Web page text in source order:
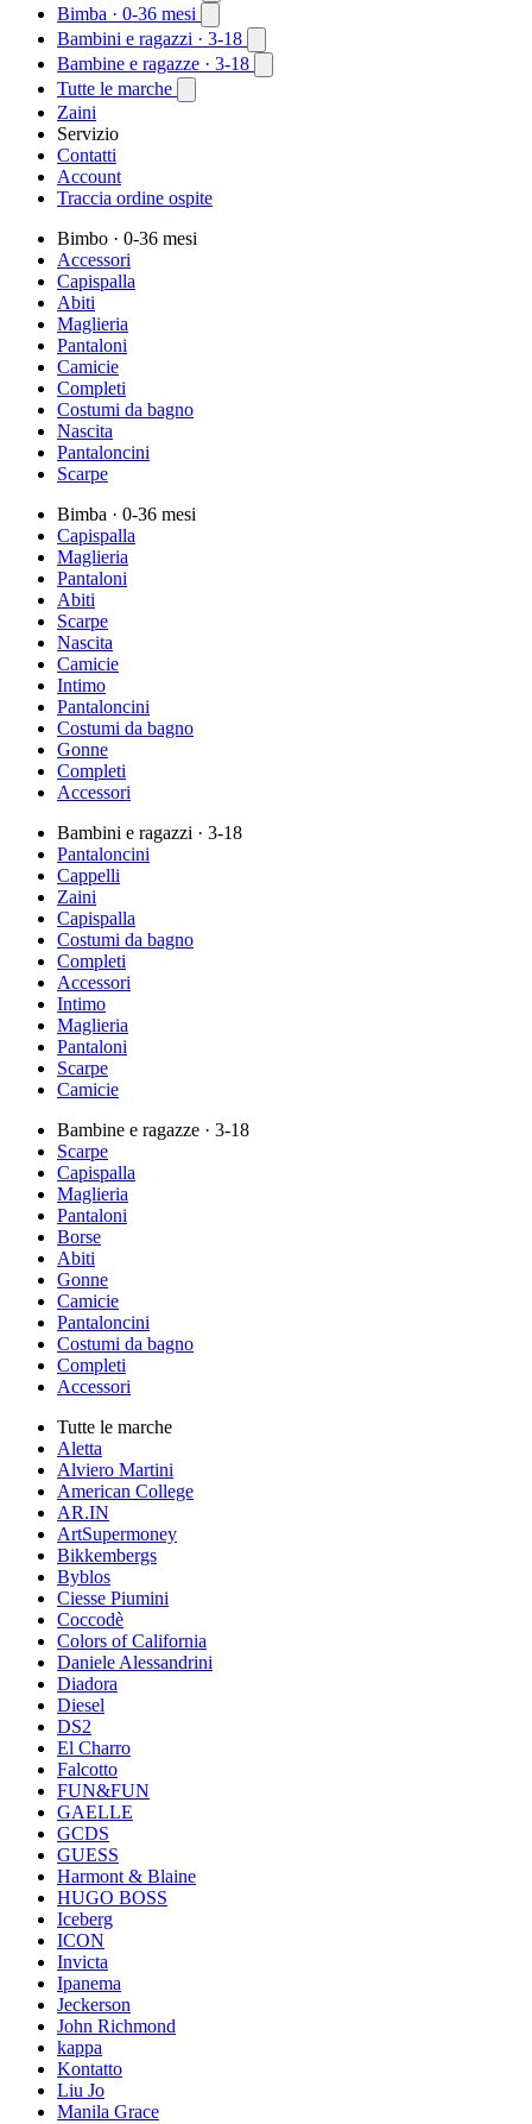
Bimba · 0-36 mesi
Bambini e ragazzi · 3-18
Bambine e ragazze · 3-18
Tutte le marche
Zaini
Servizio
Contatti
Account
Traccia ordine ospite
Bimbo · 0-36 mesi
Accessori
Capispalla
Abiti
Maglieria
Pantaloni
Camicie
Completi
Costumi da bagno
Nascita
Pantaloncini
Scarpe
Bimba · 0-36 mesi
Capispalla
Maglieria
Pantaloni
Abiti
Scarpe
Nascita
Camicie
Intimo
Pantaloncini
Costumi da bagno
Gonne
Completi
Accessori
Bambini e ragazzi · 3-18
Pantaloncini
Cappelli
Zaini
Capispalla
Costumi da bagno
Completi
Accessori
Intimo
Maglieria
Pantaloni
Scarpe
Camicie
Bambine e ragazze · 3-18
Scarpe
Capispalla
Maglieria
Pantaloni
Borse
Abiti
Gonne
Camicie
Pantaloncini
Costumi da bagno
Completi
Accessori
Tutte le marche
Aletta
Alviero Martini
American College
AR.IN
ArtSupermoney
Bikkembergs
Byblos
Ciesse Piumini
Coccodè
Colors of California
Daniele Alessandrini
Diadora
Diesel
DS2
El Charro
Falcotto
FUN&FUN
GAELLE
GCDS
GUESS
Harmont & Blaine
HUGO BOSS
Iceberg
ICON
Invicta
Ipanema
Jeckerson
John Richmond
kappa
Kontatto
Liu Jo
Manila Grace